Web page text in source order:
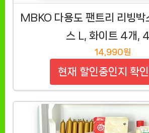
MBKO 다용도 팬트리 리빙
스 L, 화이트 4개,
14,990원
현재 할인중인지 확인